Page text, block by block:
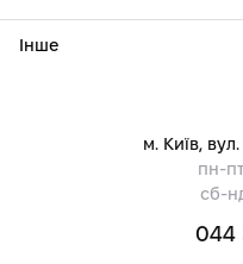
Інше
м. Київ,
пн-
сб-
044